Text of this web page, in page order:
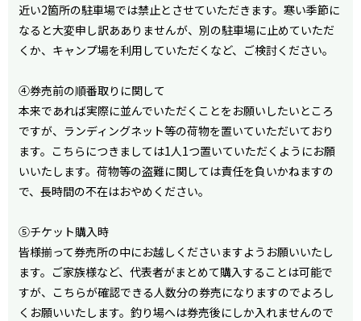
近い2箇所の駐車場では禁止とさせていただきます。寒い季節に
なると大変申し訳あありませんが、別の駐車場に止めていただ
くか、キャンプ場を利用していただくなど、ご検討ください。
④券売前の順番取りに関して
本来であれば実際に並んでいただくことをお願いしたいところ
ですが、ランディングネット等の荷物を置いていただいており
ます。こちらにつきましては1人1つ置いていただくようにお願
いいたします。荷物等の盗難に関しては責任を負いかねますの
で、長時間の不在はおやめください。
⑤チケット購入時
皆様揃って券売所の中にお越しくださいますようお願いいたし
ます。ご家族様など、代表者がまとめて購入することは可能で
すが、こちらが確認できる人数分の券売になりますのでよろし
くお願いいたします。釣り場へは券売後にしか入れませんので